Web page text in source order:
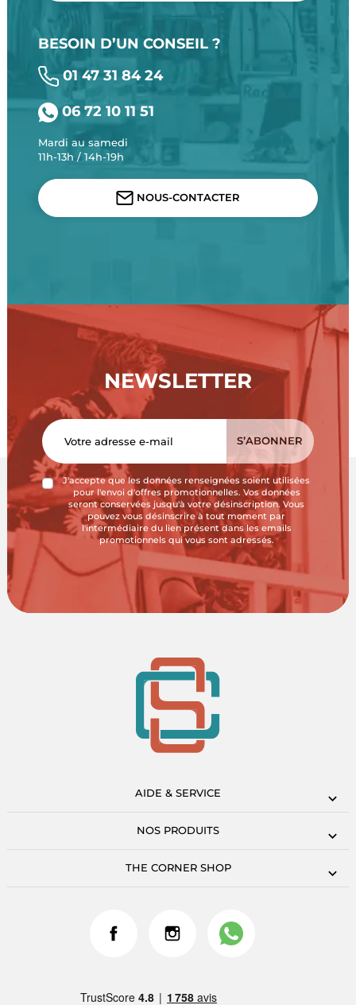
BESOIN D’UN CONSEIL ?
01 47 31 84 24
06 72 10 11 51
Mardi au samedi
11h-13h / 14h-19h
NOUS-CONTACTER
NEWSLETTER
J'accepte que les données renseignées soient utilisées
pour l'envoi d'offres promotionnelles. Vos données
seront conservées jusqu'à votre désinscription. Vous
pouvez vous désinscrire à tout moment par
l'intermédiaire du lien présent dans les emails
promotionnels qui vous sont adressés.
AIDE & SERVICE
NOS PRODUITS
THE CORNER SHOP